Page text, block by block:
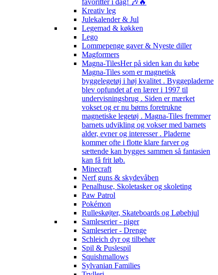
Kreativ leg
Julekalender & Jul
Legemad & køkken
Lego
Lommepenge gaver & Nyeste diller
Magformers
Magna-TilesHer på siden kan du købe
Magna-Tiles som er magnetisk
byggelegetøj i høj kvalitet . Byggepladerne
blev opfundet af en lærer i 1997 til
undervisningsbrug . Siden er mærket
vokset og er nu børns foretrukne
magnetiske legetøj . Magna-Tiles fremmer
barnets udvikling og vokser med barnets
alder, evner og interesser . Pladerne
kommer ofte i flotte klare farver og
sættende kan bygges sammen så fantasien
kan få frit løb.
Minecraft
Nerf guns & skydevåben
Penalhuse, Skoletasker og skoleting
Paw Patrol
Pokémon
Rulleskøjter, Skateboards og Løbehjul
Samleserier - piger
Samleserier - Drenge
Schleich dyr og tilbehør
Spil & Puslespil
Squishmallows
Sylvanian Families